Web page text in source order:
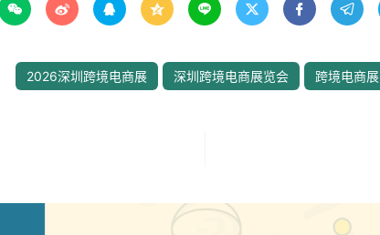
       
2026深圳跨境电商展 深圳跨境电商展览会 跨境电商展